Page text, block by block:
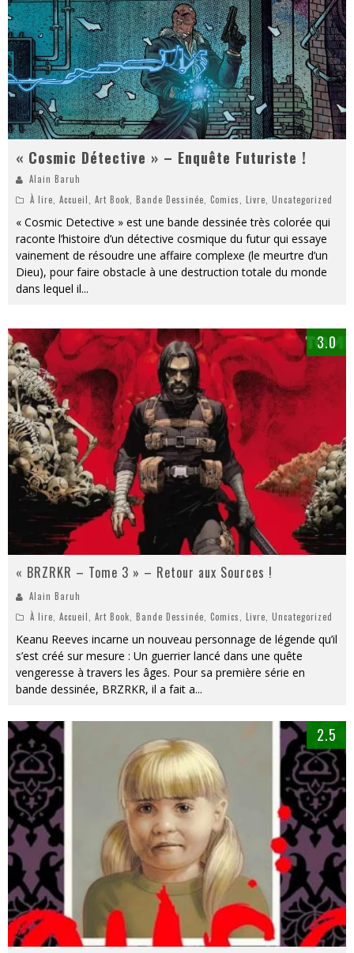
« Cosmic Détective » – Enquête Futuriste !
Alain Baruh
À lire, Accueil, Art Book, Bande Dessinée, Comics, Livre, Uncategorized
« Cosmic Detective » est une bande dessinée très colorée qui
raconte l’histoire d’un détective cosmique du futur qui essaye
vainement de résoudre une affaire complexe (le meurtre d’un
Dieu), pour faire obstacle à une destruction totale du monde
dans lequel il...
3.0
« BRZRKR – Tome 3 » – Retour aux Sources !
Alain Baruh
À lire Accueil Art Book Bande Dessinée Comics Livre Uncategorized
Keanu Reeves incarne un nouveau personnage de légende qu’il
s’est créé sur mesure : Un guerrier lancé dans une quête
vengeresse à travers les âges. Pour sa première série en
bande dessinée, BRZRKR, il a fait a...
2.5